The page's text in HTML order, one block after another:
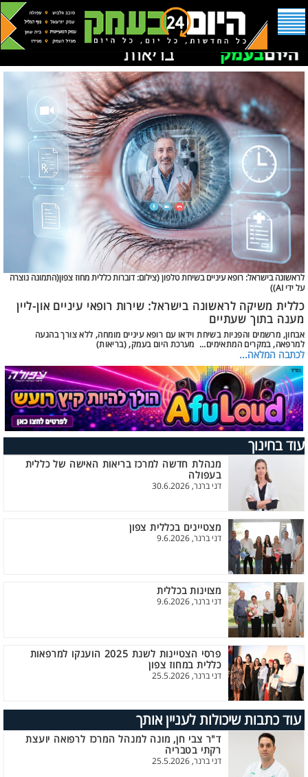
לראשונה בישראל: רופא עיניים בשיחת טלפון (צילום: דוברות כללית מחוז צפון(התמונה נוצרה
על ידי AI))
כללית משיקה לראשונה בישראל: שירות רופאי עיניים און-ליין
מענה בתוך שעתיים
אבחון, מרשמים והפניות בשיחת וידאו עם רופא עיניים מומחה, ללא צורך בהגעה
למרפאה, במקרים המתאימים... מערכת היום בעמק, (בריאות)
לכתבה המלאה...
עוד בחינוך
מנהלת חדשה למרכז בריאות האישה של כללית
בעפולה
דני ברנר, 30.6.2026
מצטיינים בכללית צפון
דני ברנר, 9.6.2026
מצוינות בכללית
דני ברנר, 9.6.2026
פרסי הצטיינות לשנת 2025 הוענקו למרפאות
כללית במחוז צפון
דני ברנר, 25.5.2026
עוד כתבות שיכולות לעניין אותך
ד"ר צבי חן, מונה למנהל המרכז לרפואה יועצת
רקתי בטבריה
דני ברנר, 25.5.2026